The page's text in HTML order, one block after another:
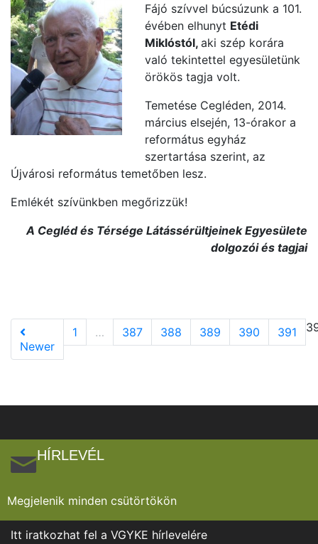
Fájó szívvel búcsúzunk a 101.
évében elhunyt Etédi
Miklóstól, aki szép korára
való tekintettel egyesületünk
örökös tagja volt.
Temetése Cegléden, 2014.
március elsején, 13-órakor a
református egyház
szertartása szerint, az
Újvárosi református temetőben lesz.
Emlékét szívünkben megőrizzük!
A Cegléd és Térsége Látássérültjeinek Egyesülete
dolgozói és tagjai
Newer
1 … 387 388 389 390 391
HÍRLEVÉL
Megjelenik minden csütörtökön
Itt iratkozhat fel a VGYKE hírlevelére